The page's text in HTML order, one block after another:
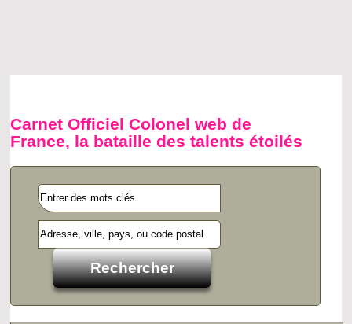
Carnet Officiel Colonel web de
France, la bataille des talents étoilés